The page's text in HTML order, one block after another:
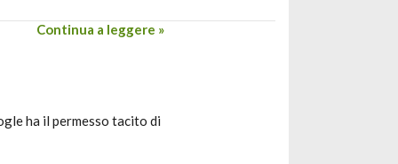
Continua a leggere »
ha il permesso tacito di